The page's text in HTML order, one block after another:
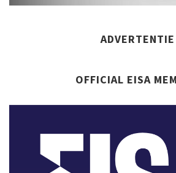
ADVERTENTIE
OFFICIAL EISA